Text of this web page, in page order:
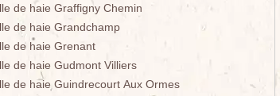
de haie Graffigny Chemin
de haie Grandchamp
de haie Grenant
de haie Gudmont Villiers
de haie Guindrecourt Aux Ormes